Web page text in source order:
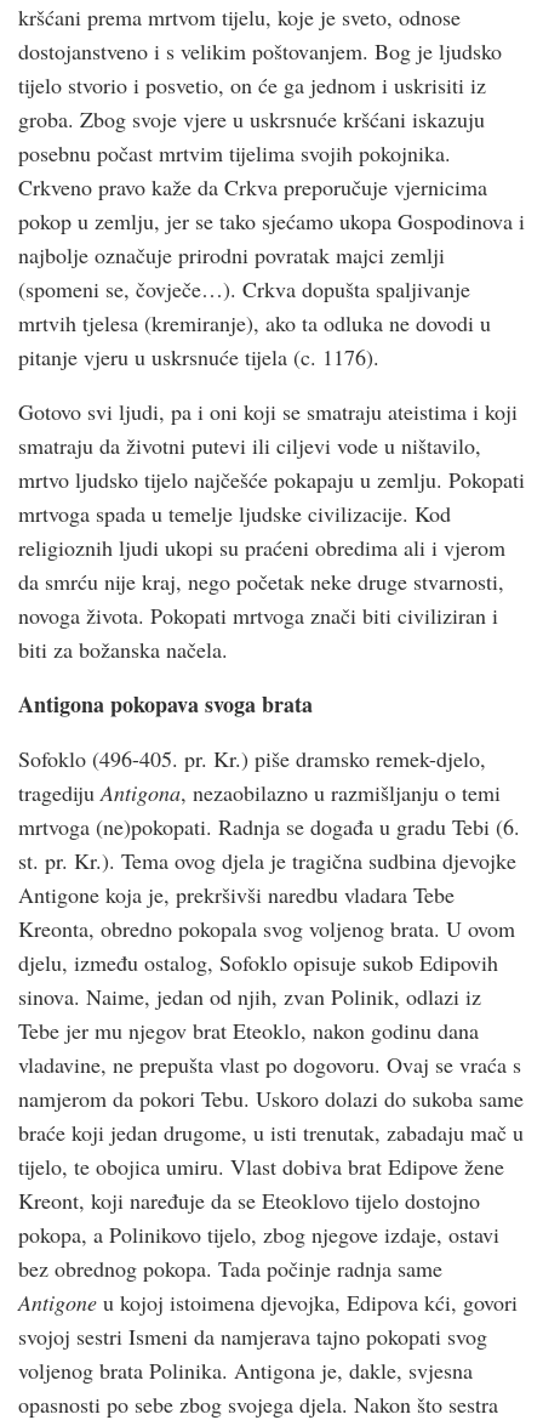
krš­ćani prema mrtvom tijelu, koje je sveto, odnose
dostojanstveno i s velikim poštovanjem. Bog je ljudsko
tijelo stvorio i posvetio, on će ga jednom i uskrisiti iz
groba. Zbog svoje vjere u uskrsnuće krš­ćani iskazuju
posebnu počast mrtvim tijelima svojih pokojnika.
Crkveno pravo kaže da Crkva preporučuje vjernicima
pokop u zemlju, jer se tako sjećamo ukopa Gospodinova i
najbolje označuje prirodni povratak majci zemlji
(spomeni se, čovječe…). Crkva dopušta spaljivanje
mrtvih tjelesa (kremiranje), ako ta odluka ne dovodi u
pitanje vjeru u uskrsnuće tijela (c. 1176).
Gotovo svi ljudi, pa i oni koji se smatraju ateistima i koji
smatraju da životni putevi ili ciljevi vode u ništavilo,
mrtvo ljudsko tijelo najčeš­će pokapaju u zemlju. Pokopati
mrtvoga spada u temelje ljudske civilizacije. Kod
religioznih ljudi ukopi su praćeni obredima ali i vjerom
da smrću nije kraj, nego početak neke druge stvarnosti,
novoga života. Pokopati mrtvoga znači biti civiliziran i
biti za božanska načela.
Antigona pokopava svoga brata
Sofoklo (496-405. pr. Kr.) piše dramsko remek-djelo,
tragedijuAntigona, nezaobilazno u razmišljanju o temi
mrtvoga (ne)pokopati. Radnja se događa u gradu Tebi (6.
st. pr. Kr.). Tema ovog djela je tragična sudbina djevojke
Antigone koja je, prekršivši naredbu vladara Tebe
Kreonta, obredno pokopala svog voljenog brata. U ovom
djelu, između ostalog, Sofoklo opisuje sukob Edipovih
sinova. Naime, jedan od njih, zvan Polinik, odlazi iz
Tebe jer mu njegov brat Eteoklo, nakon godinu dana
vladavine, ne prepušta vlast po dogovoru. Ovaj se vraća s
namjerom da pokori Tebu. Uskoro dolazi do sukoba same
braće koji jedan drugome, u isti trenutak, zabadaju mač u
tijelo, te obojica umiru. Vlast dobiva brat Edipove žene
Kreont, koji naređuje da se Eteoklovo tijelo dostojno
pokopa, a Polinikovo tijelo, zbog njegove izdaje, ostavi
bez obrednog pokopa. Tada počinje radnja same
Antigone u kojoj istoimena djevojka, Edipova kći, govori
svojoj sestri Ismeni da namjerava tajno pokopati svog
voljenog brata Polinika. Antigona je, dakle, svjesna
opasnosti po sebe zbog svojega djela. Nakon što sestra